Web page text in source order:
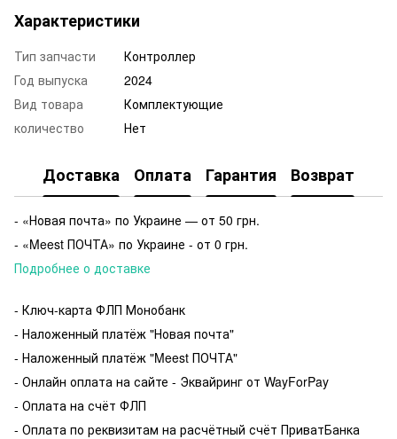
Характеристики
Тип запчасти
Контроллер
Год выпуска
2024
Вид товара
Комплектующие
количество
Нет
Доставка Оплата Гарантия Возврат
- «Новая почта» по Украине — от 50 грн.
- «Meest ПОЧТА» по Украине - от 0 грн.
Подробнее о доставке
- Ключ-карта ФЛП Монобанк
- Наложенный платёж "Новая почта"
- Наложенный платёж "Meest ПОЧТА"
- Онлайн оплата на сайте - Эквайринг от WayForPay
- Оплата на счёт ФЛП
- Оплата по реквизитам на расчётный счёт ПриватБанка